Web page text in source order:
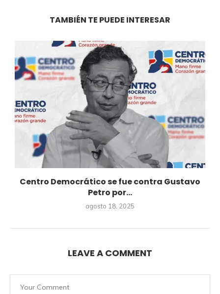
TAMBIÉN TE PUEDE INTERESAR
Centro Democrático se fue contra Gustavo
Petro por...
agosto 18, 2025
LEAVE A COMMENT